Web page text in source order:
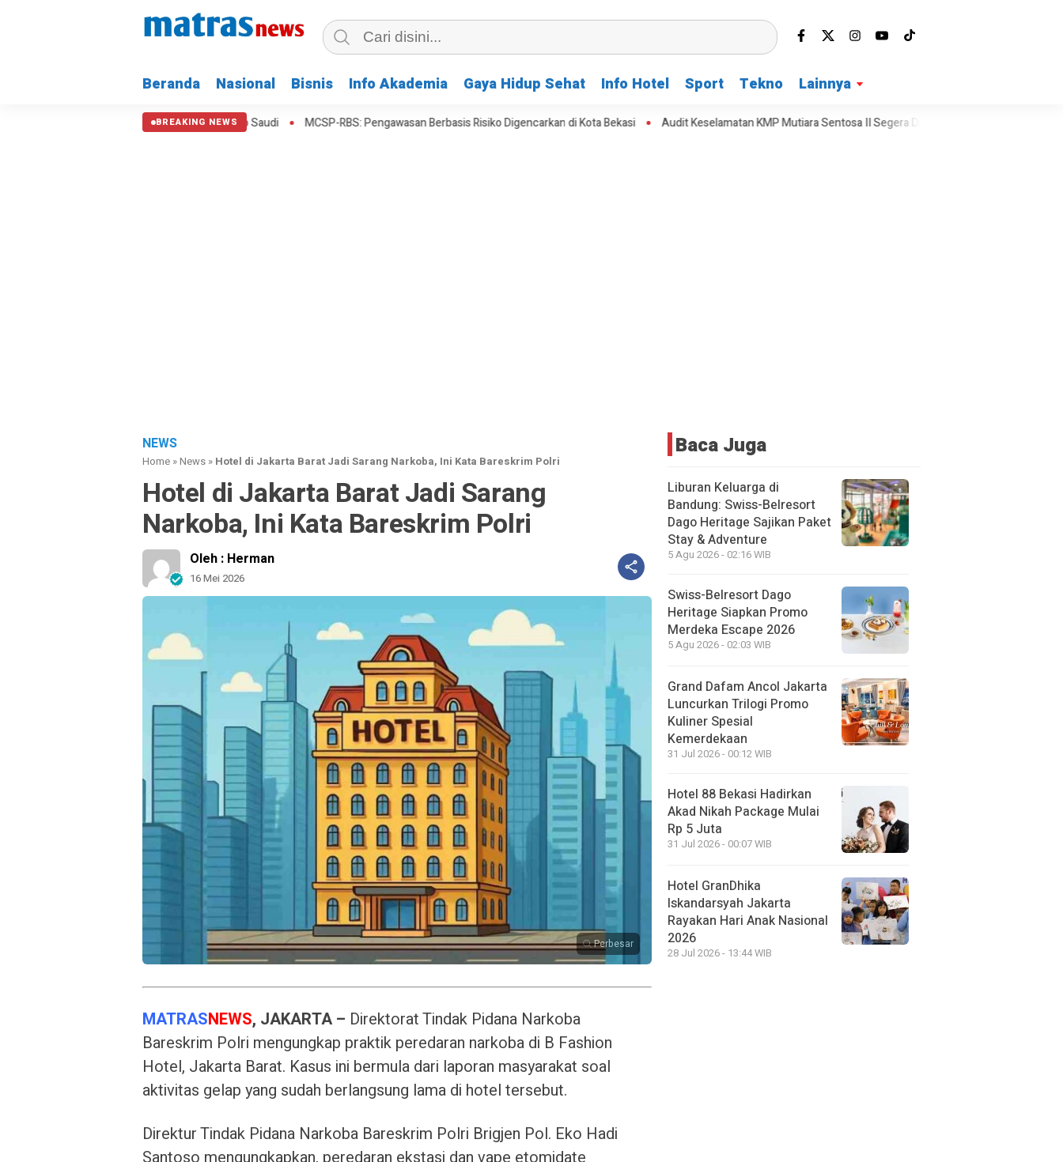
Beranda Nasional Bisnis Info Akademia Gaya Hidup Sehat Info Hotel Sport Tekno Lainnya
BREAKING NEWS
Indonesia Tembus Pasar Arab Saudi MCSP-RBS: Pengawasan Berbasis Risiko Digencarkan di Kota Bekasi Audit Keselamatan KMP Mutiara Sentosa II Segera Digelar Kali Bekasi Tercemar Berat, DPRD
NEWS
Home »News » Hotel di Jakarta Barat Jadi Sarang Narkoba, Ini Kata Bareskrim Polri
Hotel di Jakarta Barat Jadi Sarang
Narkoba, Ini Kata Bareskrim Polri
Oleh : Herman
16 Mei 2026
Perbesar
MATRASNEWS, JAKARTA – Direktorat Tindak Pidana Narkoba
Bareskrim Polri mengungkap praktik peredaran narkoba di B Fashion
Hotel, Jakarta Barat. Kasus ini bermula dari laporan masyarakat soal
aktivitas gelap yang sudah berlangsung lama di hotel tersebut.
Direktur Tindak Pidana Narkoba Bareskrim Polri Brigjen Pol. Eko Hadi
Santoso mengungkapkan, peredaran ekstasi dan vape etomidate
Baca Juga
Liburan Keluarga di
Bandung: Swiss-Belresort
Dago Heritage Sajikan Paket
Stay & Adventure
5 Agu 2026 - 02:16 WIB
Swiss-Belresort Dago
Heritage Siapkan Promo
Merdeka Escape 2026
5 Agu 2026 - 02:03 WIB
Grand Dafam Ancol Jakarta
Luncurkan Trilogi Promo
Kuliner Spesial
Kemerdekaan
31 Jul 2026 - 00:12 WIB
Hotel 88 Bekasi Hadirkan
Akad Nikah Package Mulai
Rp 5 Juta
31 Jul 2026 - 00:07 WIB
Hotel GranDhika
Iskandarsyah Jakarta
Rayakan Hari Anak Nasional
2026
28 Jul 2026 - 13:44 WIB